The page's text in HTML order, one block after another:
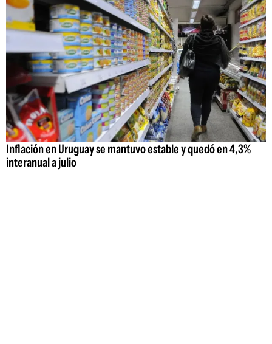
Inflación en Uruguay se mantuvo estable y quedó en 4,3%
interanual a julio